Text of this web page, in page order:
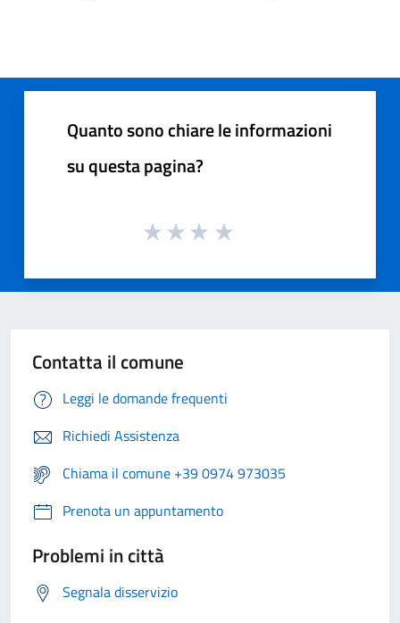
Quanto sono chiare le informazioni
su questa pagina?
Contatta il comune
Leggi le domande frequenti
Richiedi Assistenza
Chiama il comune +39 0974 973035
Prenota un appuntamento
Problemi in città
Segnala disservizio